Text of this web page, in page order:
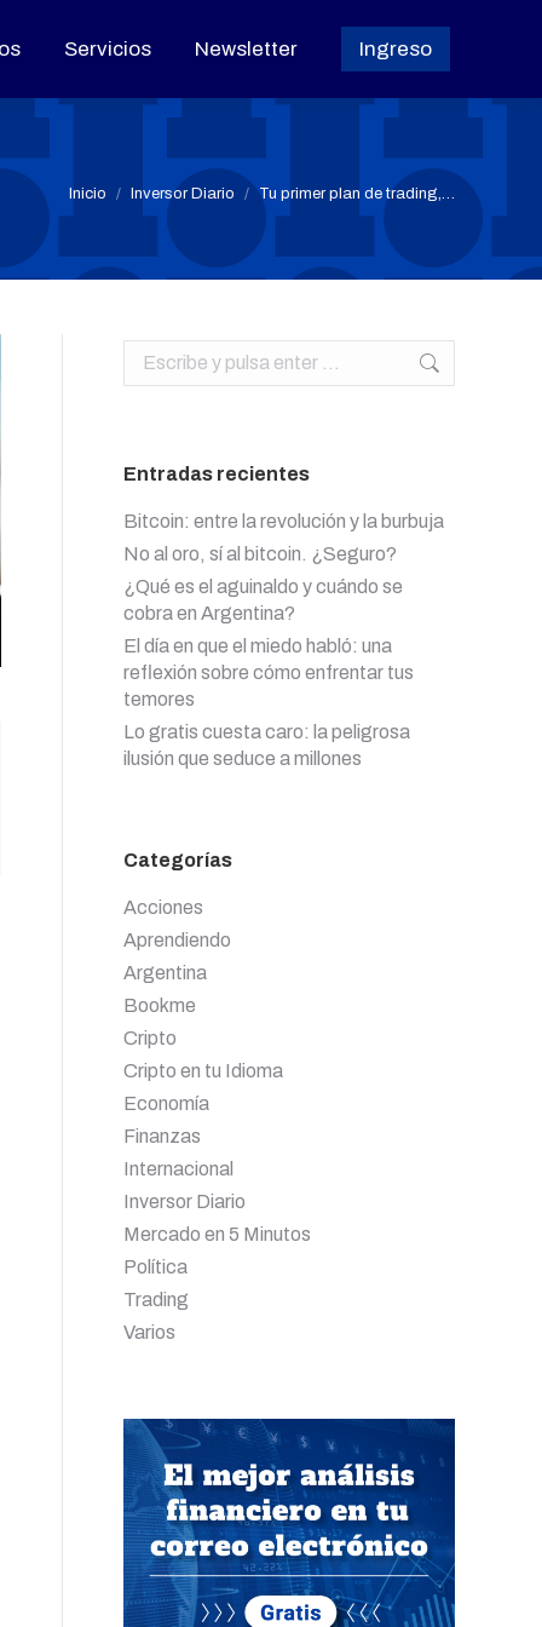
Servicios Newsletter Ingreso
Estás aquí:
Inicio Inversor Diario Tu primer plan de trading,…
Buscar:
Entradas recientes
Bitcoin: entre la revolución y la burbuja
No al oro, sí al bitcoin. ¿Seguro?
¿Qué es el aguinaldo y cuándo se
cobra en Argentina?
El día en que el miedo habló: una
reflexión sobre cómo enfrentar tus
temores
Lo gratis cuesta caro: la peligrosa
ilusión que seduce a millones
Categorías
Acciones
Aprendiendo
Argentina
Bookme
Cripto
Cripto en tu Idioma
Economía
Finanzas
Internacional
Inversor Diario
Mercado en 5 Minutos
Política
Trading
Varios
Servicios Newsletter Ingreso